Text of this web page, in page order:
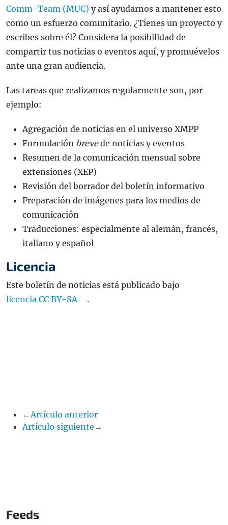
Comm-Team (MUC) y así ayudarnos a mantener esto
como un esfuerzo comunitario. ¿Tienes un proyecto y
escribes sobre él? Considera la posibilidad de
compartir tus noticias o eventos aquí, y promuévelos
ante una gran audiencia.
Las tareas que realizamos regularmente son, por
ejemplo:
Agregación de noticias en el universo XMPP
Formulación brevede noticias y eventos
Resumen de la comunicación mensual sobre
extensiones (XEP)
Revisión del borrador del boletín informativo
Preparación de imágenes para los medios de
comunicación
Traducciones: especialmente al alemán, francés,
italiano y español
Licencia
Este boletín de noticias está publicado bajo
licencia CC BY-SA
.
←Artículo anterior
Artículo siguiente→
Feeds